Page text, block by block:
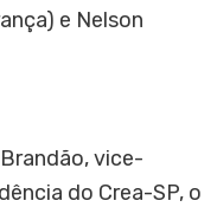
e Nelson
vice-
do Crea-SP, o